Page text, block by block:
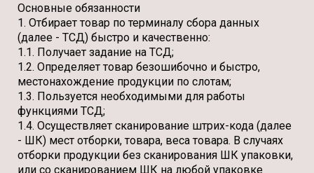
Основные обязанности
1. Отбирает товар по терминалу сбора данных
(далее - ТСД) быстро и качественно:
1.1. Получает задание на ТСД;
1.2. Определяет товар безошибочно и быстро,
местонахождение продукции по слотам;
1.3. Пользуется необходимыми для работы
функциями ТСД;
1.4. Осуществляет сканирование штрих-кода (далее
- ШК) мест отборки, товара, веса товара. В случаях
отборки продукции без сканирования ШК упаковки,
или со сканированием ШК на любой упаковке